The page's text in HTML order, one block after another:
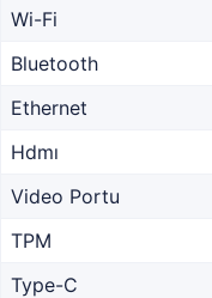
Wi-Fi
Bluetooth
Ethernet
Hdmı
Video Portu
TPM
Type-C